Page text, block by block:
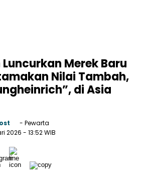
Merek Baru
Nilai Tambah,
di Asia
- Pewarta
2026 - 13:52 WIB